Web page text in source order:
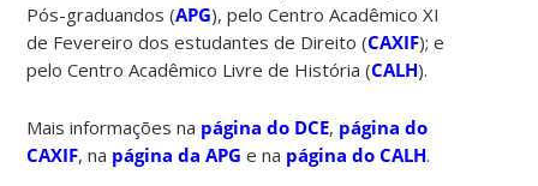
Pós-graduandos (APG), pelo Centro Acadêmico XI
de Fevereiro dos estudantes de Direito (CAXIF); e
pelo Centro Acadêmico Livre de História (CALH).
Mais informações na página do DCE, página do
CAXIF, na página da APG e na página do CALH.